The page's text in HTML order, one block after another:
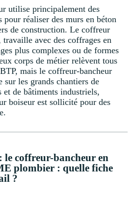
utilise principalement des
pour réaliser des murs en béton
de construction. Le coffreur
avec des coffrages en
plus complexes ou de formes
corps de métier relèvent tous
mais le coffreur-bancheur
sur les grands chantiers de
de bâtiments industriels,
boiseur est sollicité pour des
le coffreur-bancheur en
plombier : quelle fiche
?